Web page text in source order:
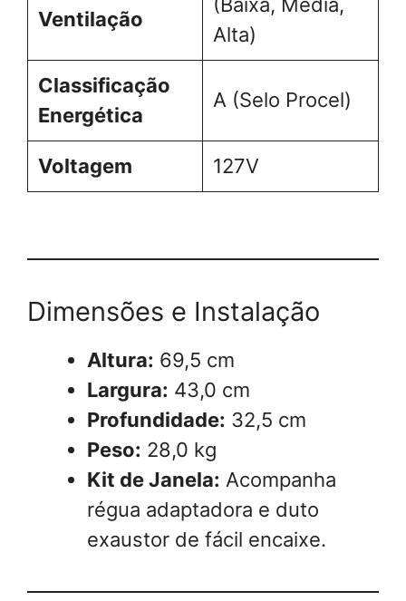
Ventilação
Alta)
Classificação
Energética
A (Selo Procel)
Voltagem 127V
Dimensões e Instalação
Altura: 69,5 cm
Largura: 43,0 cm
Profundidade: 32,5 cm
Peso: 28,0 kg
Kit de Janela: Acompanha
régua adaptadora e duto
exaustor de fácil encaixe.